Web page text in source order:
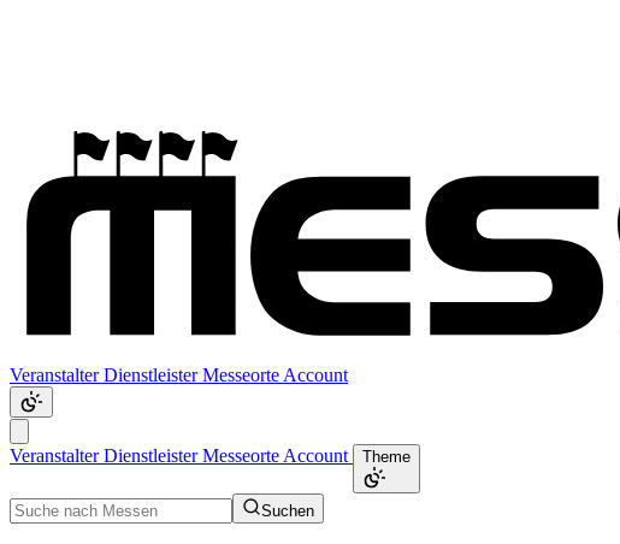
VeranstalterDienstleisterMesseorte Account
VeranstalterDienstleisterMesseorte Account Theme
Suchen